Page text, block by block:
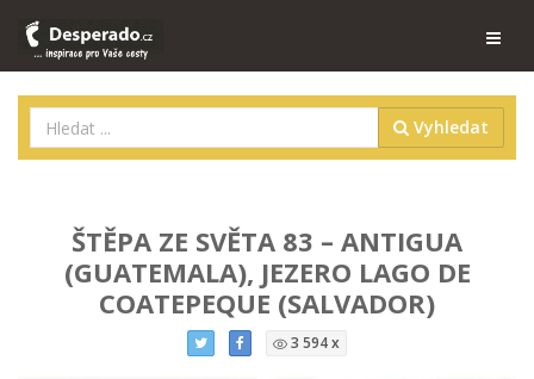
Vyhledat
ŠTĚPA ZE SVĚTA 83 – ANTIGUA
(GUATEMALA), JEZERO LAGO DE
COATEPEQUE (SALVADOR)
3 594 x